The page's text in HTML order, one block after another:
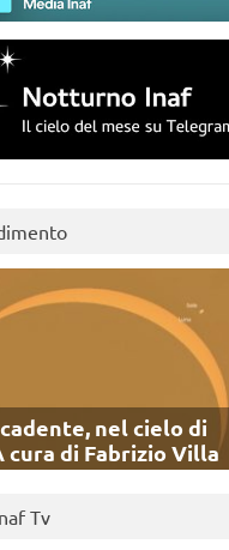
cadente, nel cielo di
cura di Fabrizio Villa
Tv